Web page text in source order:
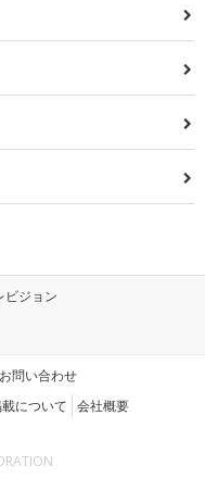
ビジョン
お問い合わせ
について 会社概要